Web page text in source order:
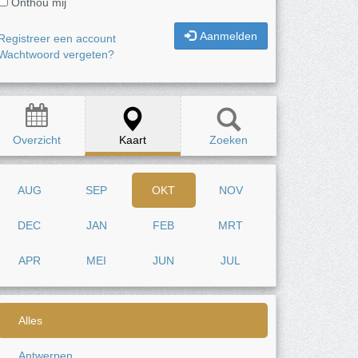
Aanmelden
een account
vergeten?
Overzicht Kaart Zoeken
AUG SEP OKT NOV
DEC JAN FEB MRT
APR MEI JUN JUL
Alles